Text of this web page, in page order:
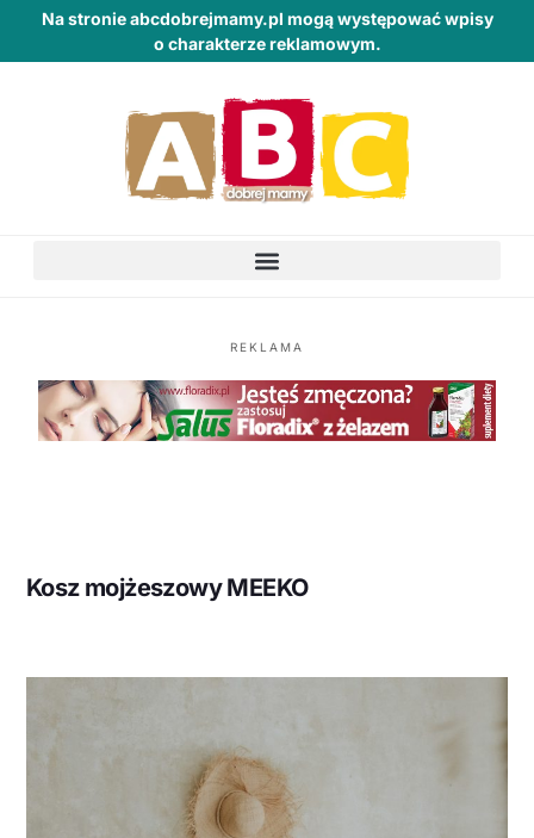
Na stronie abcdobrejmamy.pl mogą występować wpisy
o charakterze reklamowym.
REKLAMA
Kosz mojżeszowy MEEKO